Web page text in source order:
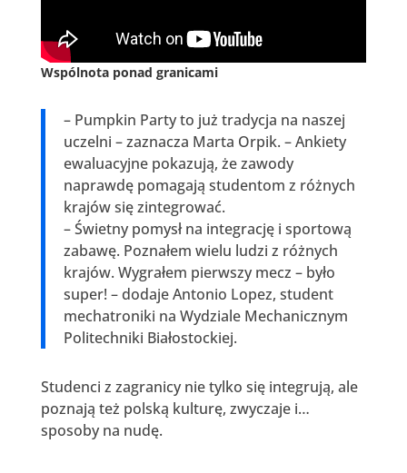
Wspólnota ponad granicami
– Pumpkin Party to już tradycja na naszej
uczelni – zaznacza Marta Orpik. – Ankiety
ewaluacyjne pokazują, że zawody
naprawdę pomagają studentom z różnych
krajów się zintegrować.
– Świetny pomysł na integrację i sportową
zabawę. Poznałem wielu ludzi z różnych
krajów. Wygrałem pierwszy mecz – było
super! – dodaje Antonio Lopez, student
mechatroniki na Wydziale Mechanicznym
Politechniki Białostockiej.
Studenci z zagranicy nie tylko się integrują, ale
poznają też polską kulturę, zwyczaje i…
sposoby na nudę.